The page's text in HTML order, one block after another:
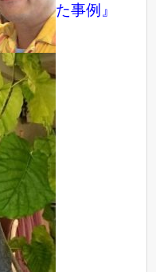
た事例』